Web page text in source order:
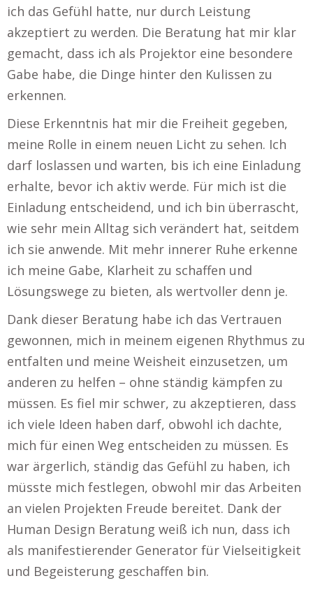
ich das Gefühl hatte, nur durch Leistung
akzeptiert zu werden. Die Beratung hat mir klar
gemacht, dass ich als Projektor eine besondere
Gabe habe, die Dinge hinter den Kulissen zu
erkennen.
Diese Erkenntnis hat mir die Freiheit gegeben,
meine Rolle in einem neuen Licht zu sehen. Ich
darf loslassen und warten, bis ich eine Einladung
erhalte, bevor ich aktiv werde. Für mich ist die
Einladung entscheidend, und ich bin überrascht,
wie sehr mein Alltag sich verändert hat, seitdem
ich sie anwende. Mit mehr innerer Ruhe erkenne
ich meine Gabe, Klarheit zu schaffen und
Lösungswege zu bieten, als wertvoller denn je.
Dank dieser Beratung habe ich das Vertrauen
gewonnen, mich in meinem eigenen Rhythmus zu
entfalten und meine Weisheit einzusetzen, um
anderen zu helfen – ohne ständig kämpfen zu
müssen. Es fiel mir schwer, zu akzeptieren, dass
ich viele Ideen haben darf, obwohl ich dachte,
mich für einen Weg entscheiden zu müssen. Es
war ärgerlich, ständig das Gefühl zu haben, ich
müsste mich festlegen, obwohl mir das Arbeiten
an vielen Projekten Freude bereitet. Dank der
Human Design Beratung weiß ich nun, dass ich
als manifestierender Generator für Vielseitigkeit
und Begeisterung geschaffen bin.